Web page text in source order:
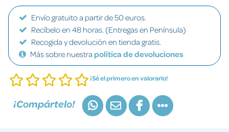
Envío gratuito a partir de 50 euros.
Recíbelo en 48 horas. (Entregas en Península)
Recogida y devolución en tienda gratis.
Más sobre nuestra política de devoluciones
¡Sé el primero en valorarlo!
¡Compártelo!